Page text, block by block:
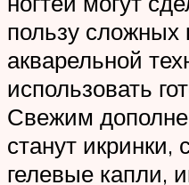
пользу сложных
акварельной
использовать
Свежим
станут икринки,
гелевые капли,